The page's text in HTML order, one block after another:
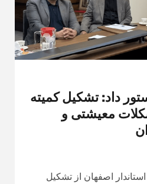
داد: تشکیل کمیته
معیشتی و
اصفهان از تشکیل